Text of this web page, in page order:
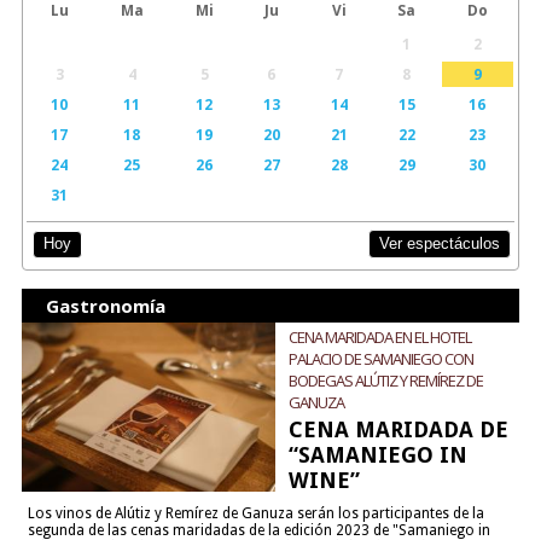
Lu Ma Mi Ju Vi Sa
Do
1
2
3
4 5 6 7 8
9
10
11 12 13 14 15
16
17
18 19 20 21 22
23
24
25 26 27 28 29
30
31
Hoy Ver espectáculos
Gastronomía
CENA MARIDADA EN EL HOTEL
PALACIO DE SAMANIEGO CON
BODEGAS ALÚTIZ Y REMÍREZ DE
GANUZA
CENA MARIDADA DE
“SAMANIEGO IN
WINE”
Los vinos de Alútiz y Remírez de Ganuza serán los participantes de la
segunda de las cenas maridadas de la edición 2023 de "Samaniego in